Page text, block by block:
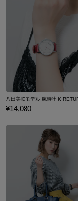
¥14,080